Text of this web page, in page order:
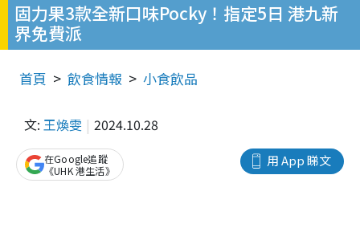
固力果3款全新口味Pocky！指定5日 港九新
界免費派
首頁 飲食情報 小食飲品
文: 王煥雯 2024.10.28
用 App 睇文
在Google追蹤
《UHK 港生活》